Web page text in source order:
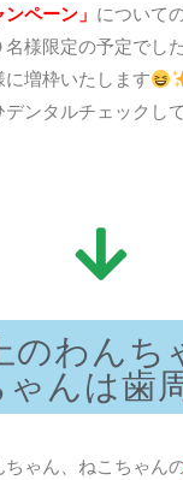
ペーン」 について
名様限定の予定でし
増枠いたします
デンタルチェックし
のわんち
ゃんは歯
ちゃん、ねこちゃん